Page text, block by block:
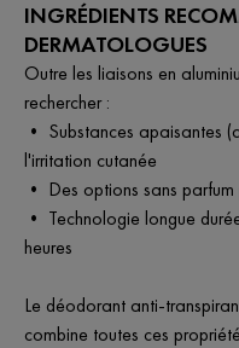
INGRÉDIENTS
DERMATOLOGUES
Outre les liaisons en
rechercher :
• Substances apaisantes
l'irritation cutanée
• Des options sans parfum
• Technologie longue
heures
Le déodorant anti-
combine toutes ces